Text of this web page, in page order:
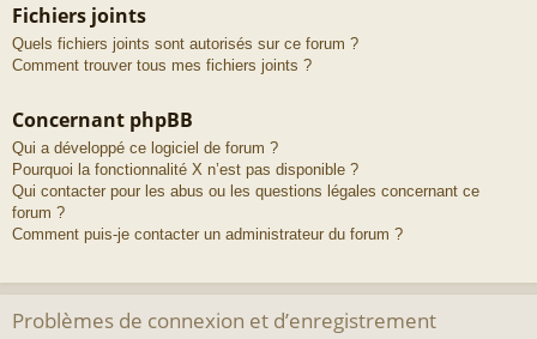
Fichiers joints
Quels fichiers joints sont autorisés sur ce forum ?
Comment trouver tous mes fichiers joints ?
Concernant phpBB
Qui a développé ce logiciel de forum ?
Pourquoi la fonctionnalité X n’est pas disponible ?
Qui contacter pour les abus ou les questions légales concernant ce
forum ?
Comment puis-je contacter un administrateur du forum ?
Problèmes de connexion et d’enregistrement